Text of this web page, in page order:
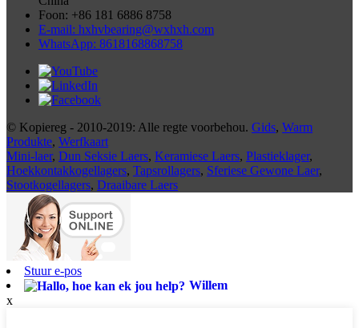
Foon: +86 181 6886 8758
E-mail: hxhvbearing@wxhxh.com
WhatsApp: 8618168868758
© Kopiereg - 2010-2019: Alle regte voorbehou. Gids, Warm
Produkte, Werfkaart
Mini-laer, Dun Seksie Laers, Keramiese Laers, Plastieklager,
Hoekkontakkogellagers, Tapsrollagers, Sferiese Gewone Laer,
Stootkogellagers, Draaibare Laers
Stuur e-pos
Willem
x